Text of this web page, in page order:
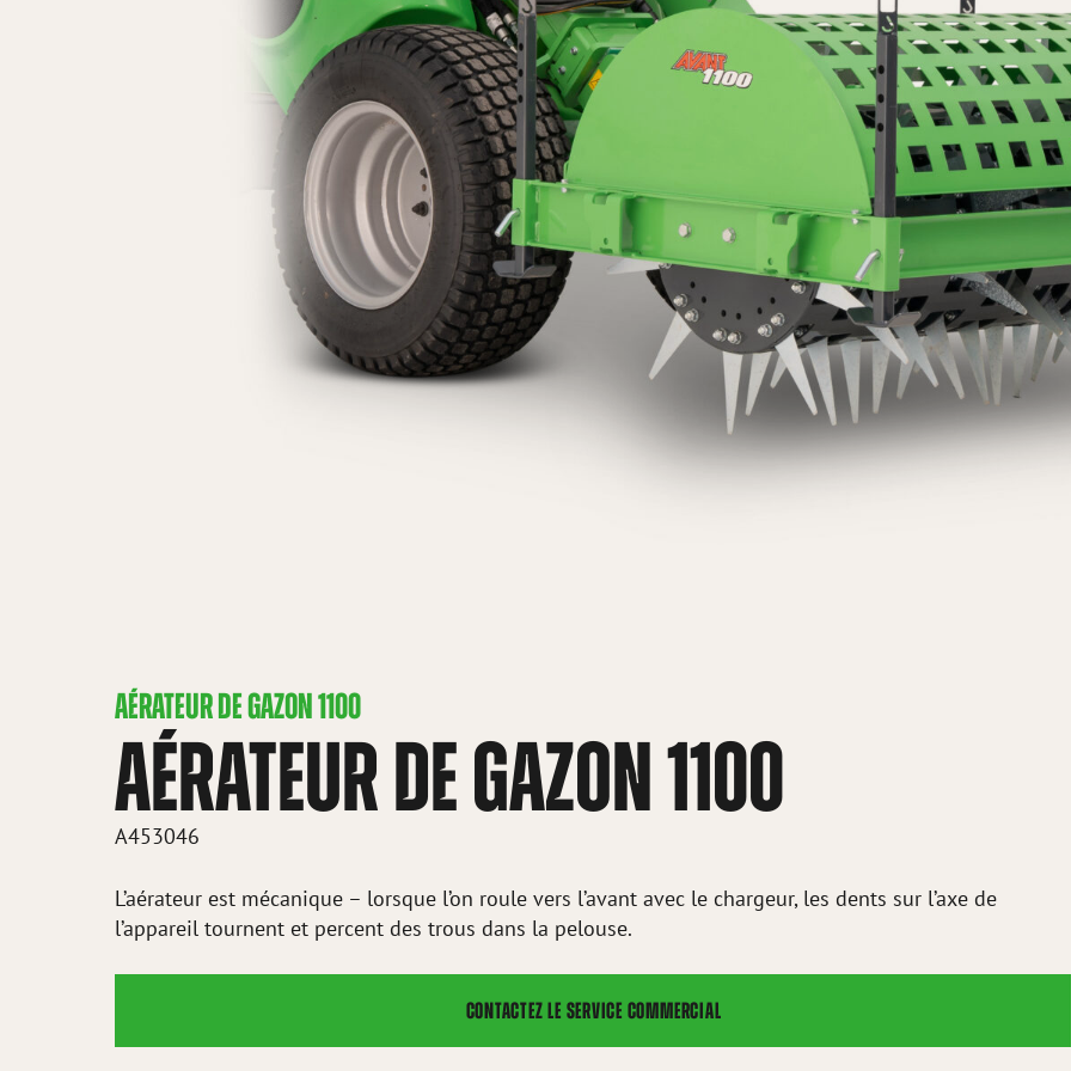
AÉRATEUR DE GAZON 1100
AÉRATEUR DE GAZON 1100
A453046
L’aérateur est mécanique – lorsque l’on roule vers l’avant avec le chargeur, les dents sur l’axe de
l’appareil tournent et percent des trous dans la pelouse.
CONTACTEZ LE SERVICE COMMERCIAL